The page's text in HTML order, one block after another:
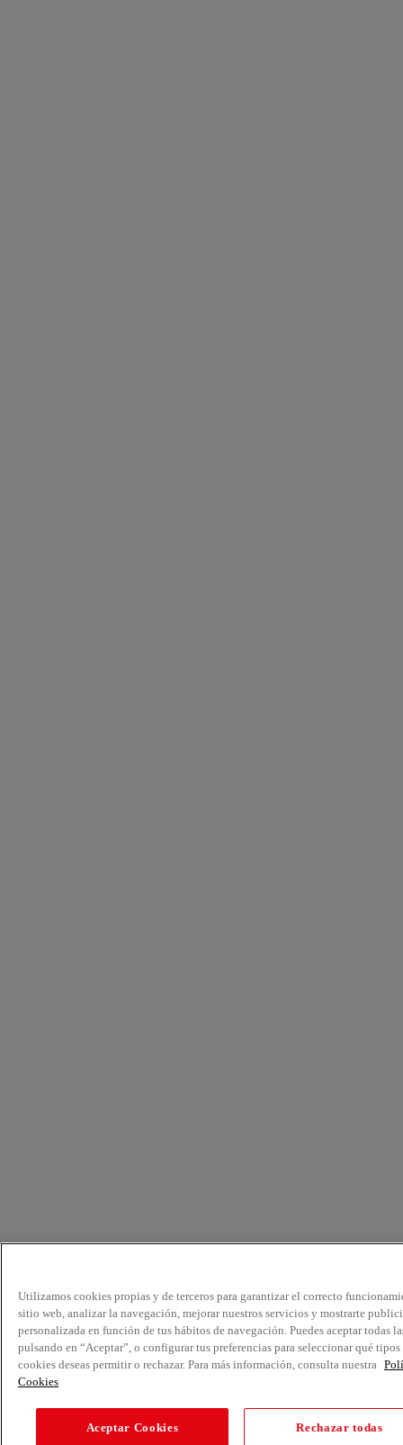
Utilizamos cookies propias y de terceros para garantizar el correcto
sitio web, analizar la navegación, mejorar nuestros servicios y mostrarte
personalizada en función de tus hábitos de navegación. Puedes aceptar todas
pulsando en “Aceptar”, o configurar tus preferencias para seleccionar qué tipos
cookies deseas permitir o rechazar. Para más información, consulta nuestra
Cookies
Aceptar Cookies Rechazar todas